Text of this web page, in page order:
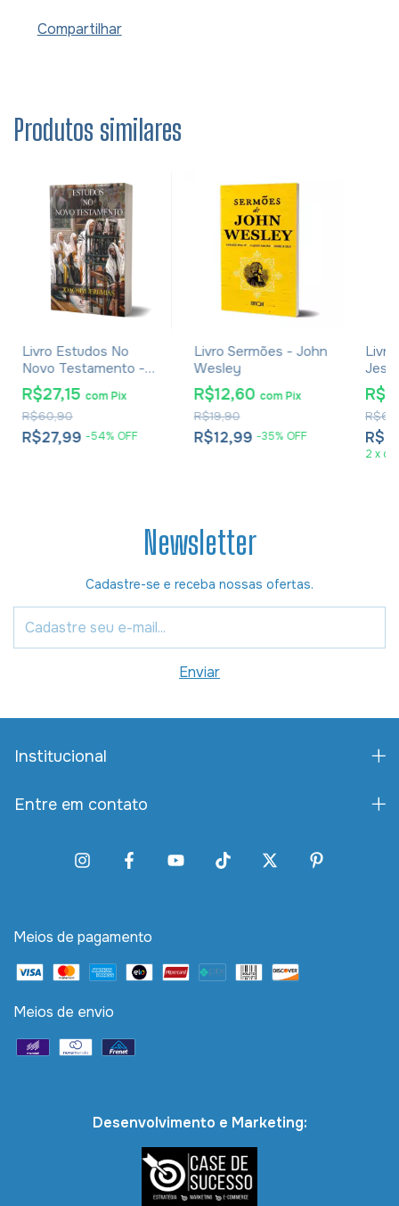
Compartilhar
Produtos similares
Livro Estudos No
Novo Testamento -
Joachim Jeremias
R$27,99 -54% OFF
R$60,90
R$27,15 com Pix
Livro Sermões - John
Wesley
R$12,99 -35% OFF
R$19,90
R$12,60 com Pix
2 x de
Newsletter
Cadastre-se e receba nossas ofertas.
Institucional
Entre em contato
Meios de pagamento
Meios de envio
Desenvolvimento e Marketing: